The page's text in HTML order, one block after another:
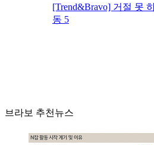
[Trend&Bravo] 거절 못
동 5
브라보 추천뉴스